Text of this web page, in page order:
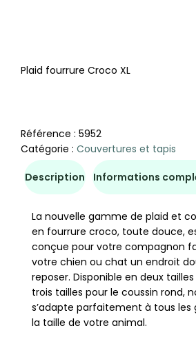
Plaid fourrure Croco XL
Référence : 5952
Catégorie : Couvertures et tapis
Description Informations
La nouvelle gamme de plaid et
en fourrure croco, toute douce,
conçue pour votre compagnon
votre chien ou chat un endroit
reposer. Disponible en deux
trois tailles pour le coussin rond,
s’adapte parfaitement à tous les
la taille de votre animal.